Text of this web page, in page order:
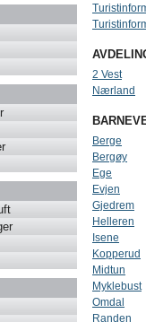
2 Vest
Nærland
Berge
Bergøy
Ege
Evjen
Gjedrem
Helleren
Isene
Kopperud
Midtun
Myklebust
Omdal
Randen